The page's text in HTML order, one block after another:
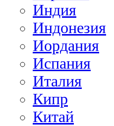
Индия
Индонезия
Иордания
Испания
Италия
Кипр
Китай